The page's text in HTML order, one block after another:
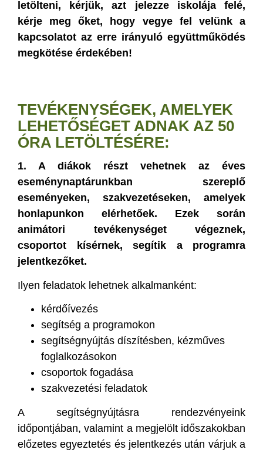
letölteni, kérjük, azt jelezze iskolája felé,
kérje meg őket, hogy vegye fel velünk a
kapcsolatot az erre irányuló együttműködés
megkötése érdekében!
TEVÉKENYSÉGEK, AMELYEK
LEHETŐSÉGET ADNAK AZ 50
ÓRA LETÖLTÉSÉRE:
1. A diákok részt vehetnek az éves
eseménynaptárunkban szereplő
eseményeken, szakvezetéseken, amelyek
honlapunkon elérhetőek. Ezek során
animátori tevékenységet végeznek,
csoportot kísérnek, segítik a programra
jelentkezőket.
Ilyen feladatok lehetnek alkalmanként:
kérdőívezés
segítség a programokon
segítségnyújtás díszítésben, kézműves
foglalkozásokon
csoportok fogadása
szakvezetési feladatok
A segítségnyújtásra rendezvényeink
időpontjában, valamint a megjelölt időszakokban
előzetes egyeztetés és jelentkezés után várjuk a